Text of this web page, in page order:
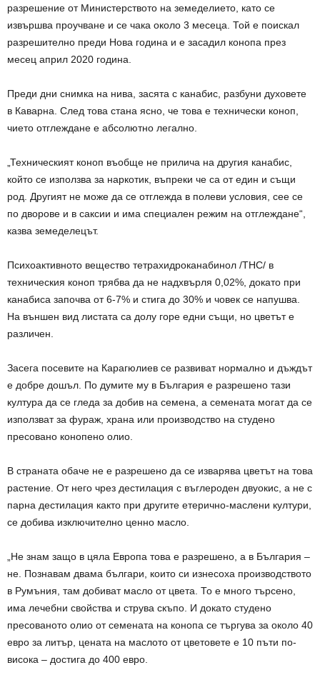
разрешение от Министерството на земеделието, като се
извършва проучване и се чака около 3 месеца. Той е поискал
разрешително преди Нова година и е засадил конопа през
месец април 2020 година.
Преди дни снимка на нива, засята с канабис, разбуни духовете
в Каварна. След това стана ясно, че това е технически коноп,
чието отглеждане е абсолютно легално.
„Техническият коноп въобще не прилича на другия канабис,
който се използва за наркотик, въпреки че са от един и същи
род. Другият не може да се отглежда в полеви условия, сее се
по дворове и в саксии и има специален режим на отглеждане“,
казва земеделецът.
Психоактивното вещество тетрахидроканабинол /ТНС/ в
техническия коноп трябва да не надхвърля 0,02%, докато при
канабиса започва от 6-7% и стига до 30% и човек се напушва.
На външен вид листата са долу горе едни същи, но цветът е
различен.
Засега посевите на Карагюлиев се развиват нормално и дъждът
е добре дошъл. По думите му в България е разрешено тази
култура да се гледа за добив на семена, а семената могат да се
използват за фураж, храна или производство на студено
пресовано конопено олио.
В страната обаче не е разрешено да се изварява цветът на това
растение. От него чрез дестилация с въглероден двуокис, а не с
парна дестилация както при другите етерично-маслени култури,
се добива изключително ценно масло.
„Не знам защо в цяла Европа това е разрешено, а в България –
не. Познавам двама българи, които си изнесоха производството
в Румъния, там добиват масло от цвета. То е много търсено,
има лечебни свойства и струва скъпо. И докато студено
пресованото олио от семената на конопа се търгува за около 40
евро за литър, цената на маслото от цветовете е 10 пъти по-
висока – достига до 400 евро.